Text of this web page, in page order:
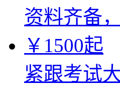
资料齐备
￥ 1500起
紧跟考试